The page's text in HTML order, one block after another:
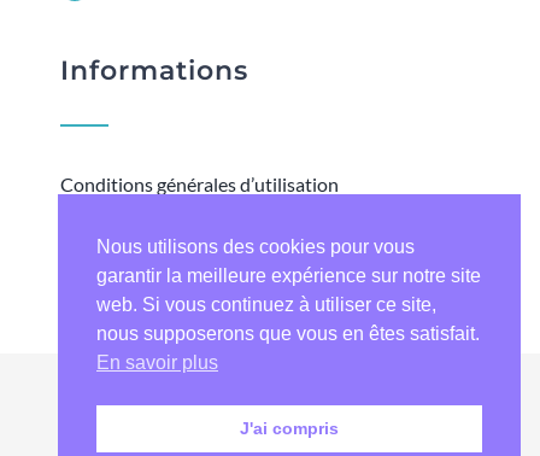
Informations
Conditions générales d’utilisation
Contactez-nous
© Copyright 2025Askano– Tous droits
Nous utilisons des cookies pour vous
garantir la meilleure expérience sur notre site
web. Si vous continuez à utiliser ce site,
nous supposerons que vous en êtes satisfait.
En savoir plus
J'ai compris